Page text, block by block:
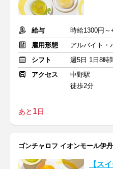
給与
時給1300円
雇用形態
アルバイト・
シフト
週5日 1日8時
アクセス
中野駅
徒歩2分
あと 1日
ゴンチャロフ イオンモール伊
【ス